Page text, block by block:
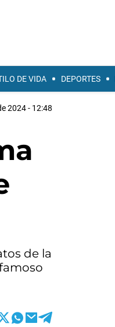
DE VIDA DEPORTES
2024 - 12:48
de la